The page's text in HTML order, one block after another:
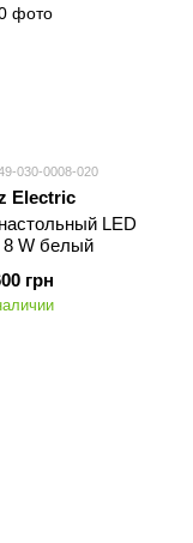
030-0008-020
Electric
LED
8 W белый
грн